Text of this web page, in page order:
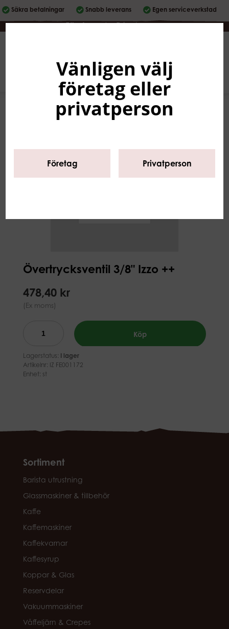
Säkra betalningar Snabb leverans Egen serviceverkstad
Företag | Privatperson
0
Övertrycksventil 3/8" Izzo ++
478,40 kr
(Ex moms)
Köp
Lagerstatus: I lager
Artikelnr: IZ FE001172
Enhet: st
Sortiment
Barista utrustning
Glassmaskiner & tillbehör
Kaffe
Kaffemaskiner
Kaffekvarnar
Kaffesyrup
Koppar & Glas
Reservdelar
Vakuummaskiner
Våffeljärn & Crepes
Vänligen välj
företag eller
privatperson
Företag Privatperson